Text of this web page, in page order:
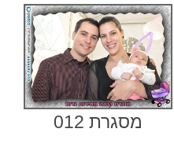
מסגרת 012